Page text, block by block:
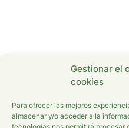
Gestionar el
cookies
Para ofrecer las mejores
almacenar y/o acceder a la